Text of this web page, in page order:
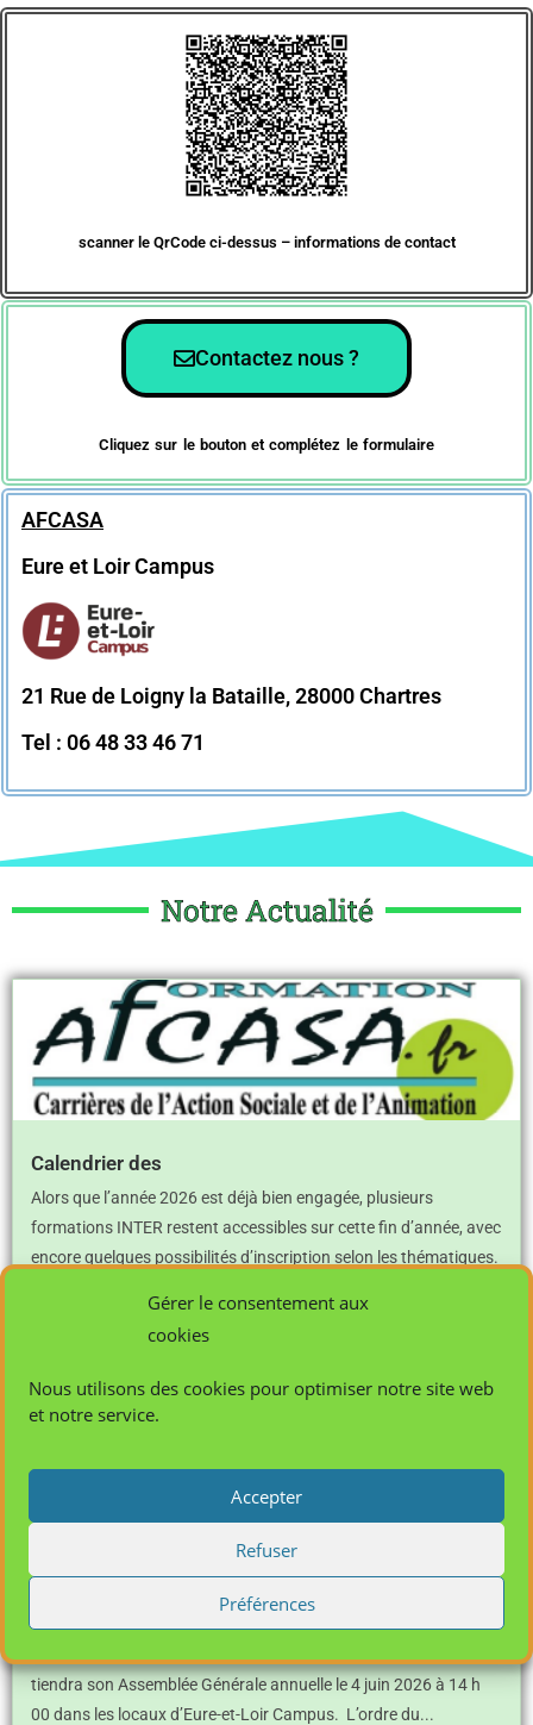
Gérer le consentement aux
cookies
Nous utilisons des cookies pour optimiser notre site web
et notre service.
Accepter
Refuser
Préférences
scanner le QrCode ci-dessus – informations de contact
Contactez nous ?
Cliquez sur le bouton et complétez le formulaire
AFCASA
Eure et Loir Campus
21 Rue de Loigny la Bataille, 28000 Chartres
Tel : 06 48 33 46 71
Notre Actualité
Calendrier des
Alors que l’année 2026 est déjà bien engagée, plusieurs
formations INTER restent accessibles sur cette fin d’année, avec
encore quelques possibilités d’inscription selon les thématiques.
15 juin 2026
Assemblée Générale annuelle le 4 juin 2026 à 14h00 L’afcasa
tiendra son Assemblée Générale annuelle le 4 juin 2026 à 14 h
00 dans les locaux d’Eure-et-Loir Campus. L’ordre du...